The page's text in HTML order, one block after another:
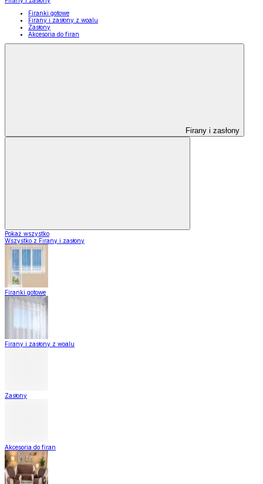
Firanki gotowe
Firany i zasłony z woalu
Zasłony
Akcesoria do firan
Firany i zasłony
Pokaż wszystko
Wszystko z Firany i zasłony
Firanki gotowe
Firany i zasłony z woalu
Zasłony
Akcesoria do firan